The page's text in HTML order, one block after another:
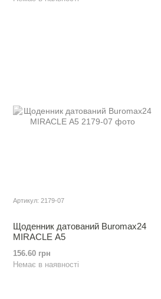
Артикул: 2179-07
Щоденник датований Buromax24
MIRACLE А5
156.60 грн
Немає в наявності